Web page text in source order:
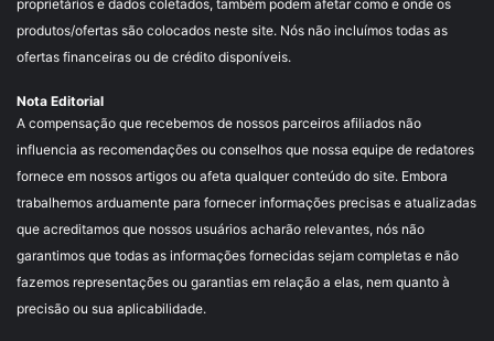
proprietários e dados coletados, também podem afetar como e onde os
produtos/ofertas são colocados neste site. Nós não incluímos todas as
ofertas financeiras ou de crédito disponíveis.
Nota Editorial
A compensação que recebemos de nossos parceiros afiliados não
influencia as recomendações ou conselhos que nossa equipe de redatores
fornece em nossos artigos ou afeta qualquer conteúdo do site. Embora
trabalhemos arduamente para fornecer informações precisas e atualizadas
que acreditamos que nossos usuários acharão relevantes, nós não
garantimos que todas as informações fornecidas sejam completas e não
fazemos representações ou garantias em relação a elas, nem quanto à
precisão ou sua aplicabilidade.